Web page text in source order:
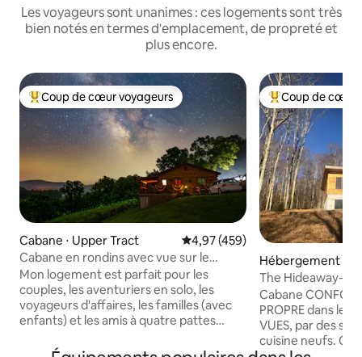
Les voyageurs sont unanimes : ces logements sont très
bien notés en termes d'emplacement, de propreté et
plus encore.
Coups de cœur voyageurs les plus appréciés
Coup de cœur voyageurs
Cabane ⋅ Upper Tract Évaluation moyenne sur la
4,97 (459)
Cabane en rondins avec vue sur le
Potomac à Smoke Hole avec wifi
Mon logement est parfait pour les
couples, les aventuriers en solo, les
voyageurs d'affaires, les familles (avec
enfants) et les amis à quatre pattes
de 50,00 $ par animal de compagnie
Coups de cœur
Coup de cœur
Hébergement ⋅
The Hideaway- Une escapade incroyable
et sereine dans
Cabane
PROPRE dans les
VUES, par des
cuisine neufs.